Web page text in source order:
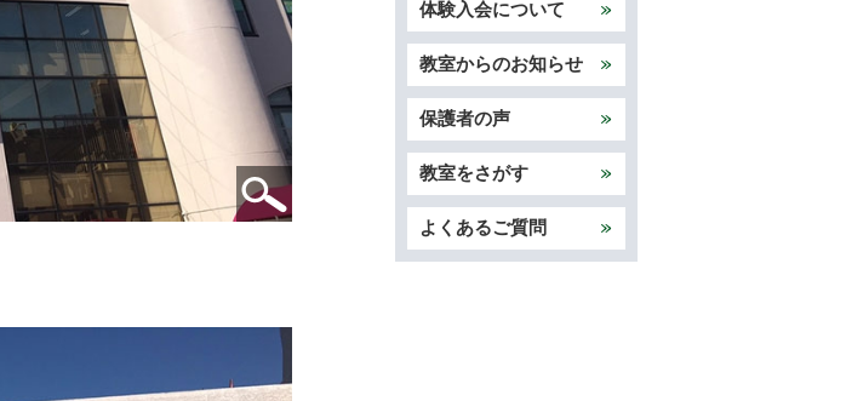
体験入会について
教室からのお知らせ
保護者の声
教室をさがす
よくあるご質問